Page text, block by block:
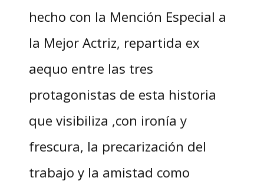
hecho con la Mención Especial a
la Mejor Actriz, repartida ex
aequo entre las tres
protagonistas de esta historia
que visibiliza ,con ironía y
frescura, la precarización del
trabajo y la amistad como